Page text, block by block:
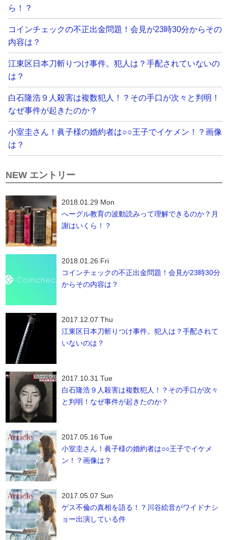
ら！？
コインチェックの不正出金問題！会見が23時30分からその
内容は？
江東区日本刀斬りつけ事件。犯人は？手配されていないの
は？
白石隆浩９人殺害は複数犯人！？その手口が次々と判明！
なぜ事件が起きたのか？
小室圭さん！眞子様の婚約者は○○王子でイケメン！？画像
は？
NEW エントリー
2018.01.29 Mon
へーグル教育の波動読みって理解できるのか？月
謝はいくら！？
2018.01.26 Fri
コインチェックの不正出金問題！会見が23時30分
からその内容は？
2017.12.07 Thu
江東区日本刀斬りつけ事件。犯人は？手配されて
いないのは？
2017.10.31 Tue
白石隆浩９人殺害は複数犯人！？その手口が次々
と判明！なぜ事件が起きたのか？
2017.05.16 Tue
小室圭さん！眞子様の婚約者は○○王子でイケメ
ン！？画像は？
2017.05.07 Sun
ゲス不倫の真相を語る！？川谷絵音がワイドナシ
ョー出演している件